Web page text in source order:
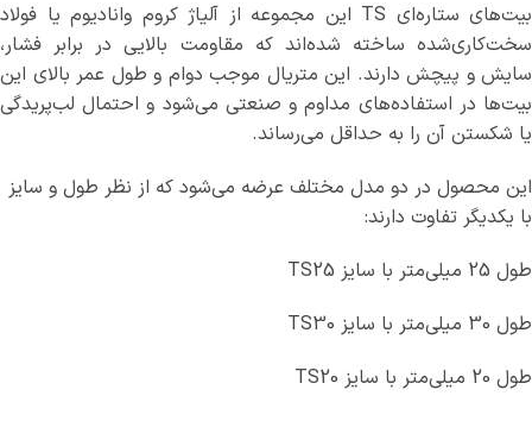
بیت‌های ستاره‌ای TS این مجموعه از آلیاژ کروم وانادیوم یا فولاد
سخت‌کاری‌شده ساخته شده‌اند که مقاومت بالایی در برابر فشار،
سایش و پیچش دارند. این متریال موجب دوام و طول عمر بالای این
بیت‌ها در استفاده‌های مداوم و صنعتی می‌شود و احتمال لب‌پریدگی
یا شکستن آن را به حداقل می‌رساند.
این محصول در دو مدل مختلف عرضه می‌شود که از نظر طول و سایز
با یکدیگر تفاوت دارند:
طول 25 میلی‌متر با سایز TS25
طول 30 میلی‌متر با سایز TS30
طول 20 میلی‌متر با سایز TS20